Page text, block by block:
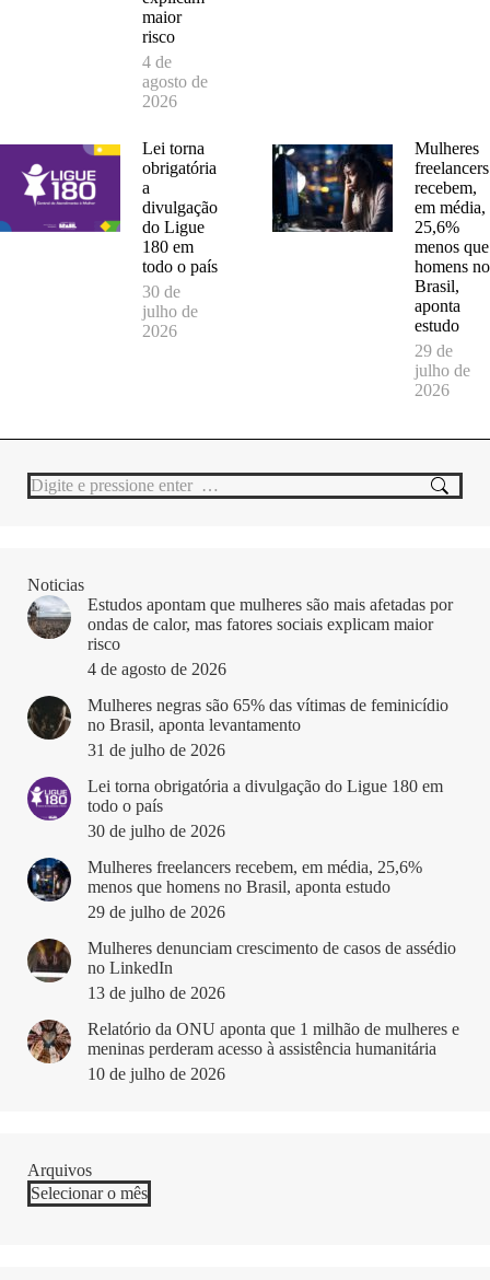
maior
risco
4 de
agosto de
2026
Lei torna
obrigatória
a
divulgação
do Ligue
180 em
todo o país
30 de
julho de
2026
Mulheres
freelancers
recebem,
em média,
25,6%
menos que
homens no
Brasil,
aponta
estudo
29 de
julho de
2026
Search:
Noticias
Estudos apontam que mulheres são mais afetadas por
ondas de calor, mas fatores sociais explicam maior
risco
4 de agosto de 2026
Mulheres negras são 65% das vítimas de feminicídio
no Brasil, aponta levantamento
31 de julho de 2026
Lei torna obrigatória a divulgação do Ligue 180 em
todo o país
30 de julho de 2026
Mulheres freelancers recebem, em média, 25,6%
menos que homens no Brasil, aponta estudo
29 de julho de 2026
Mulheres denunciam crescimento de casos de assédio
no LinkedIn
13 de julho de 2026
Relatório da ONU aponta que 1 milhão de mulheres e
meninas perderam acesso à assistência humanitária
10 de julho de 2026
Arquivos
Arquivos